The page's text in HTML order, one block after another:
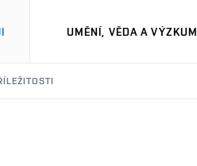
UMĚNÍ, VĚDA A VÝZKUM